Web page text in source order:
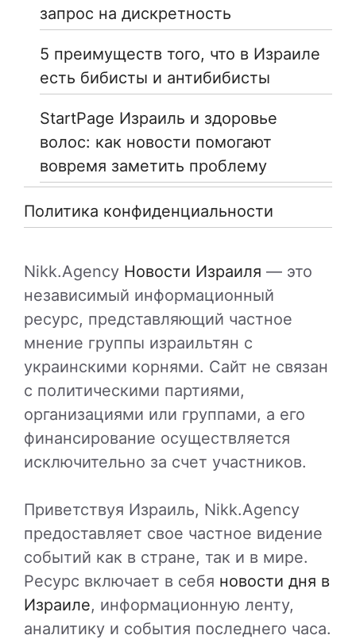
запрос на дискретность
5 преимуществ того, что в Израиле
есть бибисты и антибибисты
StartPage Израиль и здоровье
волос: как новости помогают
вовремя заметить проблему
Политика конфиденциальности
Nikk.Agency Новости Израиля — это
независимый информационный
ресурс, представляющий частное
мнение группы израильтян с
украинскими корнями. Сайт не связан
с политическими партиями,
организациями или группами, а его
финансирование осуществляется
исключительно за счет участников.
Приветствуя Израиль, Nikk.Agency
предоставляет свое частное видение
событий как в стране, так и в мире.
Ресурс включает в себя новости дня в
Израиле, информационную ленту,
аналитику и события последнего часа.